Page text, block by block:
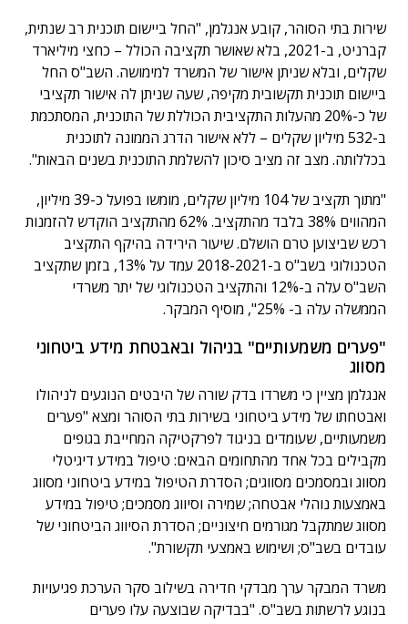
שירות בתי הסוהר, קובע אנגלמן, "החל ביישום תוכנית רב שנתית,
קברניט, ב-2021, בלא שאושר תקציבה הכולל – כחצי מיליארד
שקלים, ובלא שניתן אישור של המשרד למימושה. השב"ס החל
ביישום תוכנית תקשובית מקיפה, שעה שניתן לה אישור תקציבי
של כ-20% מהעלות התקציבית הכוללת של התוכנית, המסתכמת
ב-532 מיליון שקלים – ללא אישור הדרג הממונה לתוכנית
בכללותה. מצב זה מציב סיכון להשלמת התוכנית בשנים הבאות".
"מתוך תקציב של 104 מיליון שקלים, מומשו בפועל כ-39 מיליון,
המהווים 38% בלבד מהתקציב. 62% מהתקציב הוקדש להזמנות
רכש שביצוען טרם הושלם. שיעור הירידה בהיקף התקציב
הטכנולוגי בשב"ס ב-2018-2021 עמד על 13%, בזמן שתקציב
השב"ס עלה ב-12% והתקציב הטכנולוגי של יתר משרדי
הממשלה עלה ב- 25%", מוסיף המבקר.
"פערים משמעותיים" בניהול ובאבטחת מידע ביטחוני
מסווג
אנגלמן מציין כי משרדו בדק שורה של היבטים הנוגעים לניהולו
ואבטחתו של מידע ביטחוני בשירות בתי הסוהר ומצא "פערים
משמעותיים, שעומדים בניגוד לפרקטיקה המחייבת בגופים
מקבילים בכל אחד מהתחומים הבאים: טיפול במידע דיגיטלי
מסווג ובמסמכים מסווגים; הסדרת הטיפול במידע ביטחוני מסווג
באמצעות נוהלי אבטחה; שמירה וסיווג מסמכים; טיפול במידע
מסווג שמתקבל מגורמים חיצוניים; הסדרת הסיווג הביטחוני של
עובדים בשב"ס; ושימוש באמצעי תקשורת".
משרד המבקר ערך מבדקי חדירה בשילוב סקר הערכת פגיעויות
בנוגע לרשתות בשב"ס. "בבדיקה שבוצעה עלו פערים